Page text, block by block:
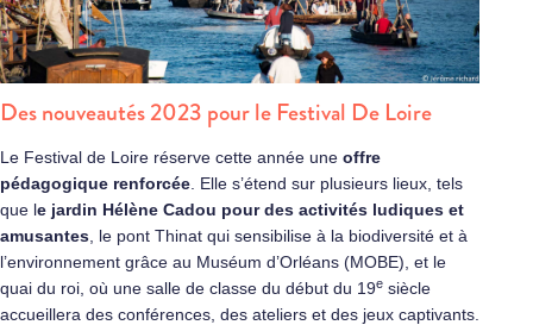
Des nouveautés 2023 pour le Festival De Loire
Le Festival de Loire réserve cette année une offre
pédagogique renforcée . Elle s’étend sur plusieurs lieux, tels
que le jardin Hélène Cadou pour des activités ludiques et
amusantes , le pont Thinat qui sensibilise à la biodiversité et à
l’environnement grâce au Muséum d’Orléans (MOBE), et le
quai du roi, où une salle de classe du début du 19e siècle
accueillera des conférences, des ateliers et des jeux captivants.